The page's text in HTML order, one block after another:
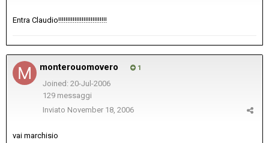
Entra Claudio!!!!!!!!!!!!!!!!!!!!!!!!!!!
monterouomovero 1
Joined: 20-Jul-2006
129 messaggi
Inviato November 18, 2006
vai marchisio